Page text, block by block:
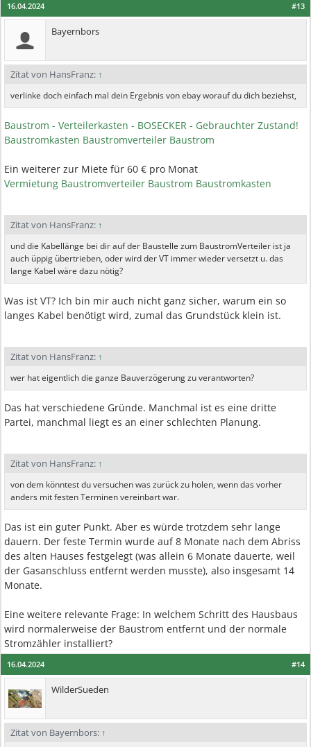
#13
16.04.2024
Bayernbors
Zitat von HansFranz: ↑
verlinke doch einfach mal dein Ergebnis von ebay worauf du dich beziehst,
Baustrom - Verteilerkasten - BOSECKER - Gebrauchter Zustand!
Baustromkasten Baustromverteiler Baustrom
Ein weiterer zur Miete für 60 € pro Monat
Vermietung Baustromverteiler Baustrom Baustromkasten
Zitat von HansFranz: ↑
und die Kabellänge bei dir auf der Baustelle zum BaustromVerteiler ist ja
auch üppig übertrieben, oder wird der VT immer wieder versetzt u. das
lange Kabel wäre dazu nötig?
Was ist VT? Ich bin mir auch nicht ganz sicher, warum ein so
langes Kabel benötigt wird, zumal das Grundstück klein ist.
Zitat von HansFranz: ↑
wer hat eigentlich die ganze Bauverzögerung zu verantworten?
Das hat verschiedene Gründe. Manchmal ist es eine dritte
Partei, manchmal liegt es an einer schlechten Planung.
Zitat von HansFranz: ↑
von dem könntest du versuchen was zurück zu holen, wenn das vorher
anders mit festen Terminen vereinbart war.
Das ist ein guter Punkt. Aber es würde trotzdem sehr lange
dauern. Der feste Termin wurde auf 8 Monate nach dem Abriss
des alten Hauses festgelegt (was allein 6 Monate dauerte, weil
der Gasanschluss entfernt werden musste), also insgesamt 14
Monate.
Eine weitere relevante Frage: In welchem Schritt des Hausbaus
wird normalerweise der Baustrom entfernt und der normale
Stromzähler installiert?
#14
16.04.2024
WilderSueden
Zitat von Bayernbors: ↑